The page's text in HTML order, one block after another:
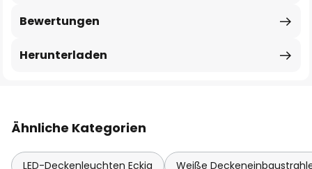
Bewertungen
Herunterladen
Ähnliche Kategorien
LED-Deckenleuchten Eckig Weiße